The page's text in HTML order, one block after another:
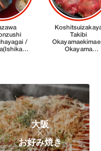
大阪
お好み焼き